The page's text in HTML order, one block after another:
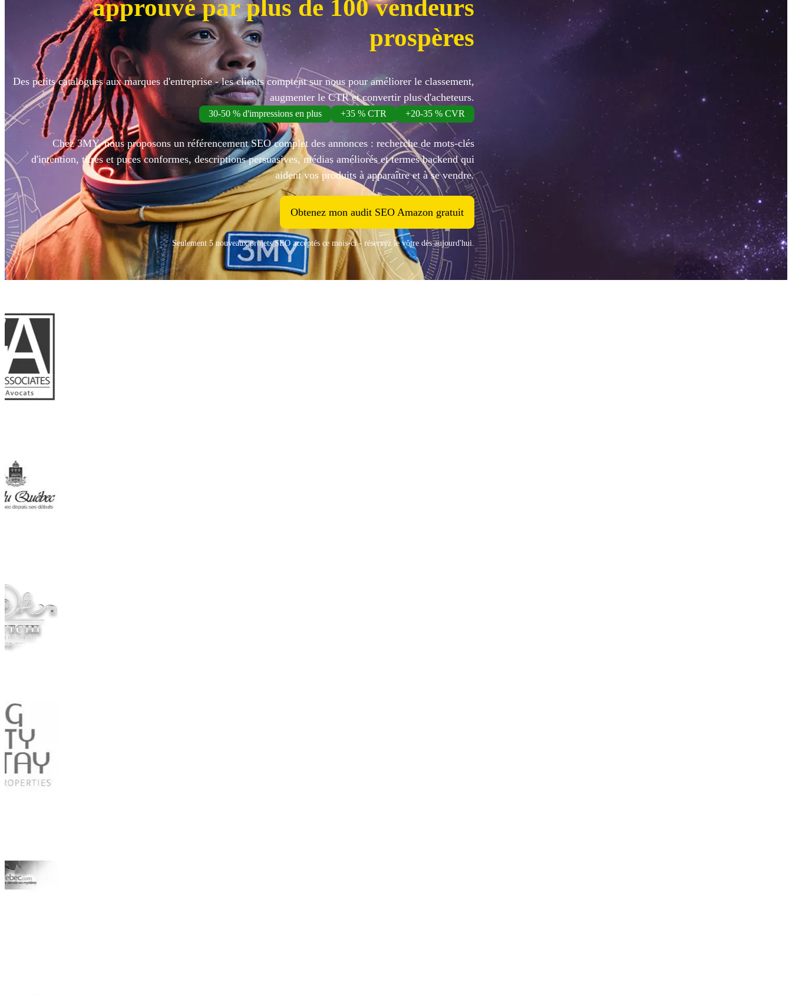
approuvé par plus de 100 vendeurs
prospères
Des petits catalogues aux marques d'entreprise - les clients comptent sur nous pour améliorer le classement,
augmenter le CTR et convertir plus d'acheteurs.
30-50 % d'impressions en plus +35 % CTR +20-35 % CVR
Chez 3MY, nous proposons un référencement SEO complet des annonces : recherche de mots-clés
d'intention, titres et puces conformes, descriptions persuasives, médias améliorés et termes backend qui
aident vos produits à apparaître et à se vendre.
Obtenez mon audit SEO Amazon gratuit
Seulement 5 nouveaux projets SEO acceptés ce mois-ci - réservez le vôtre dès aujourd'hui.